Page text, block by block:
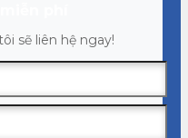
sẽ liên hệ ngay!